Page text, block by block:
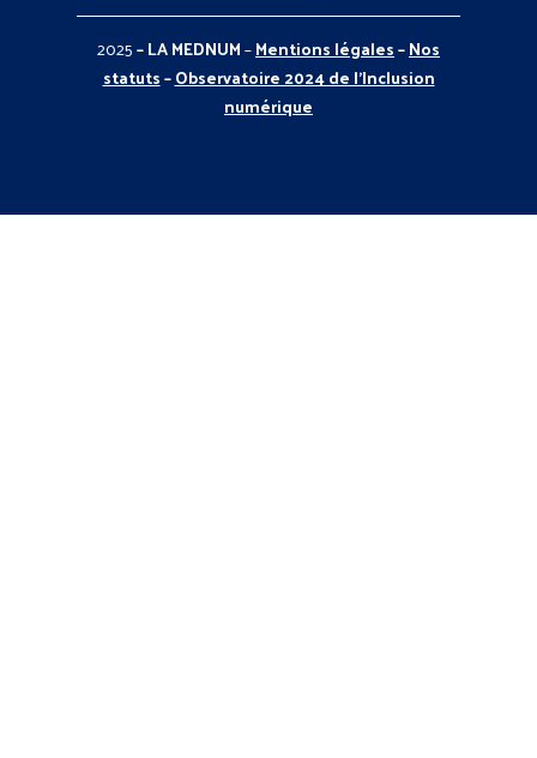
2025– LA MEDNUM–Mentions légales–Nos
statuts–Observatoire 2024 de l’Inclusion
numérique